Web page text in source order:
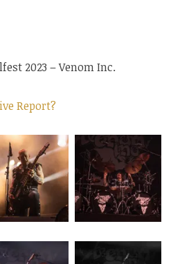
2023 – Venom Inc.
Report?